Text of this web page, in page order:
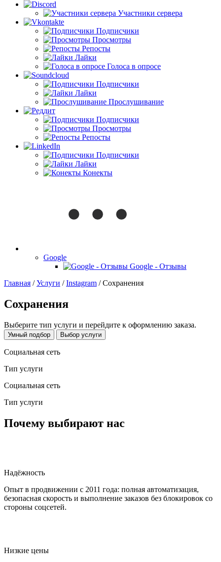
Участники сервера
Подписчики
Просмотры
Репосты
Лайки
Голоса в опросе
Подписчики
Лайки
Прослушивание
Подписчики
Просмотры
Репосты
Подписчики
Лайки
Конекты
Google
Google - Отзывы
Главная /Услуги /Instagram /Сохранения
Сохранения
Выберите тип услуги и перейдите к оформлению заказа.
Умный подбор Выбор услуги
Социальная сеть
Тип услуги
Социальная сеть
Тип услуги
Почему выбирают нас
Надёжность
Опыт в продвижении с 2011 года: полная автоматизация,
безопасная скорость и выполнение заказов без блокировок со
стороны соцсетей.
Низкие цены